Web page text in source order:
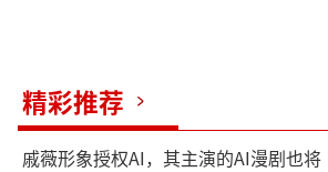
精彩推荐
戚薇形象授权AI，其主演的AI漫剧也将